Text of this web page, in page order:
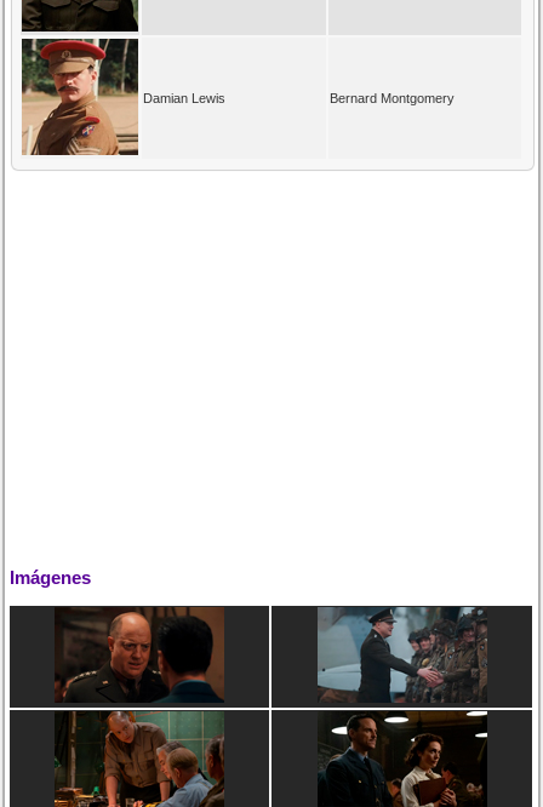
Damian Lewis Bernard Montgomery
Imágenes